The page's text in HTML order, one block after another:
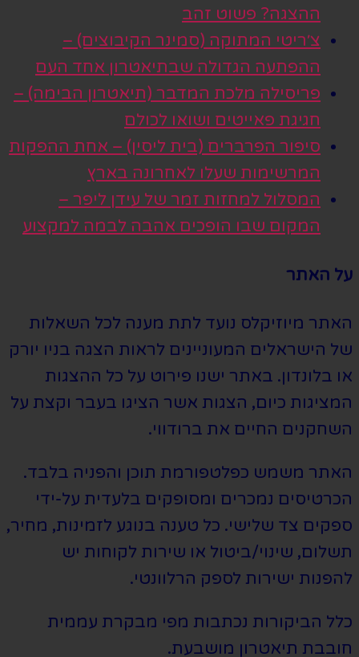
ההצגה? פשוט זהב
צ׳ריטי המתוקה (סמינר הקיבוצים) –
ההפתעה הגדולה שבתיאטרון אחד העם
פריסילה מלכת המדבר (תיאטרון הבימה) –
חגיגת פאייטים ושואו לכולם
סיפור הפרברים (בית ליסין) – אחת ההפקות
המרשימות שעלו לאחרונה בארץ
המסלול למחזות זמר של עידן ליפר –
המקום שבו הופכים אהבה לבמה למקצוע
על האתר
האתר מיוזיקלס נועד לתת מענה לכל השאלות
של הישראלים המעוניינים לראות הצגה בניו יורק
או בלונדון. באתר ישנו פירוט על כל ההצגות
המציגות כיום, הצגות אשר הציגו בעבר וקצת על
השחקנים החיים את ברודווי.
האתר משמש כפלטפורמת תוכן והפניה בלבד.
הכרטיסים נמכרים ומסופקים בלעדית על-ידי
ספקים צד שלישי. כל טענה בנוגע לזמינות, מחיר,
תשלום, שינוי/ביטול או שירות לקוחות יש
להפנות ישירות לספק הרלוונטי.
כלל הביקורות נכתבות מפי מבקרת עממית
חובבת תיאטרון מושבעת.